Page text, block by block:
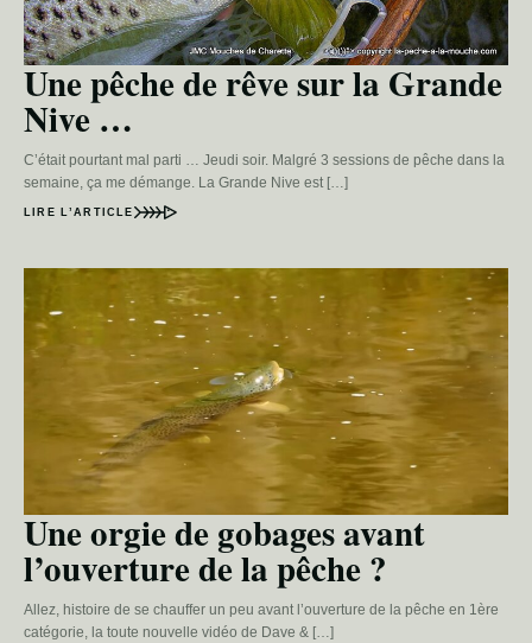
Une pêche de rêve sur la Grande
Nive …
C’était pourtant mal parti … Jeudi soir. Malgré 3 sessions de pêche dans la
semaine, ça me démange. La Grande Nive est […]
LIRE L’ARTICLE
Une orgie de gobages avant
l’ouverture de la pêche ?
Allez, histoire de se chauffer un peu avant l’ouverture de la pêche en 1ère
catégorie, la toute nouvelle vidéo de Dave & […]